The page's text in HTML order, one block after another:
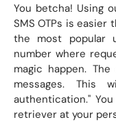
You betcha! Using
SMS OTPs is easier
the most popular
number where
magic happen.
messages. This
authentication."
retriever at your